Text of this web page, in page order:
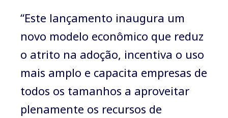
“Este lançamento inaugura um
novo modelo econômico que reduz
o atrito na adoção, incentiva o uso
mais amplo e capacita empresas de
todos os tamanhos a aproveitar
plenamente os recursos de